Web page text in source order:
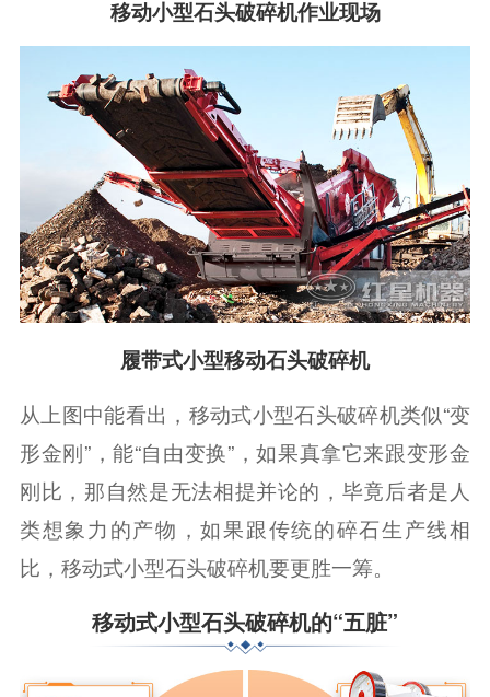
移动小型石头破碎机作业现场
履带式小型移动石头破碎机
从上图中能看出，移动式小型石头破碎机类似“变
形金刚”，能“自由变换”，如果真拿它来跟变形金
刚比，那自然是无法相提并论的，毕竟后者是人
类想象力的产物，如果跟传统的碎石生产线相
比，移动式小型石头破碎机要更胜一筹。
移动式小型石头破碎机的“五脏”